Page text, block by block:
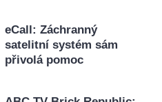
eCall: Záchranný
satelitní systém sám
přivolá pomoc